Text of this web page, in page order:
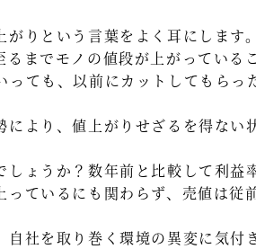
りという言葉をよく耳にします
るまでモノの値段が上がっている
っても、以前にカットしてもらっ
より、値上がりせざるを得ない
ょうか？数年前と比較して利益
っているにも関わらず、売値は従
自社を取り巻く環境の異変に気付